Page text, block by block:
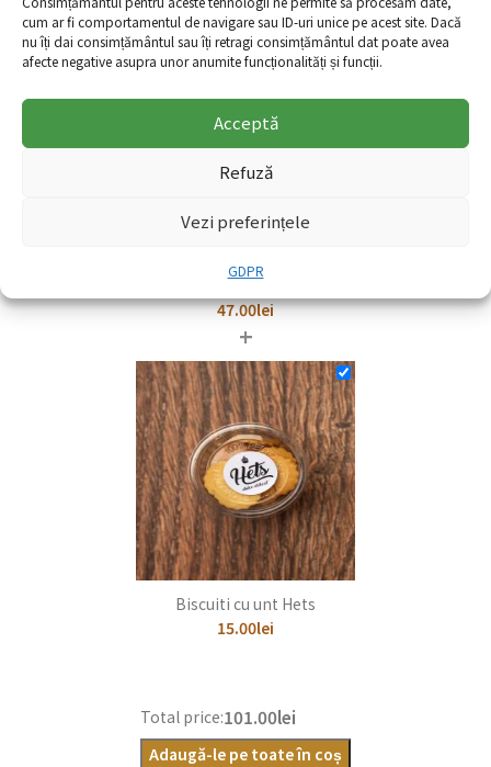
cum ar fi comportamentul de navigare sau ID-uri unice pe acest site. Dacă
nu îți dai consimțământul sau îți retragi consimțământul dat poate avea
afecte negative asupra unor anumite funcționalități și funcții.
Acceptă
Refuză
Vezi preferințele
GDPR
+
Ciocolata de casa Pale
47.00lei
+
Biscuiti cu unt Hets
15.00lei
Total price:101.00lei
Adaugă-le pe toate în coș